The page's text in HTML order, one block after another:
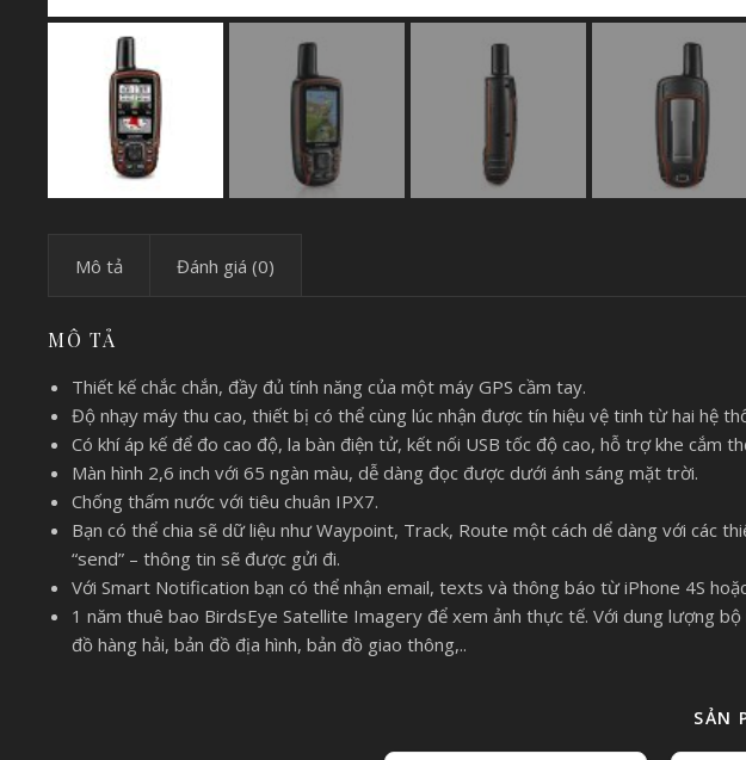
Mô tả Đánh giá (0)
MÔ TẢ
Thiết kế chắc chắn, đầy đủ tính năng của một máy GPS cầm tay.
Độ nhạy máy thu cao, thiết bị có thể cùng lúc nhận được tín hiệu vệ tinh từ hai hệ
Có khí áp kế để đo cao độ, la bàn điện tử, kết nối USB tốc độ cao, hỗ trợ khe cắm
Màn hình 2,6 inch với 65 ngàn màu, dễ dàng đọc được dưới ánh sáng mặt trời.
Chống thấm nước với tiêu chuân IPX7.
Bạn có thể chia sẽ dữ liệu như Waypoint, Track, Route một cách dể dàng với các
“send” – thông tin sẽ được gửi đi.
Với Smart Notification bạn có thể nhận email, texts và thông báo từ iPhone 4S
1 năm thuê bao BirdsEye Satellite Imagery để xem ảnh thực tế. Với dung lượng
đồ hàng hải, bản đồ địa hình, bản đồ giao thông,..
SẢN